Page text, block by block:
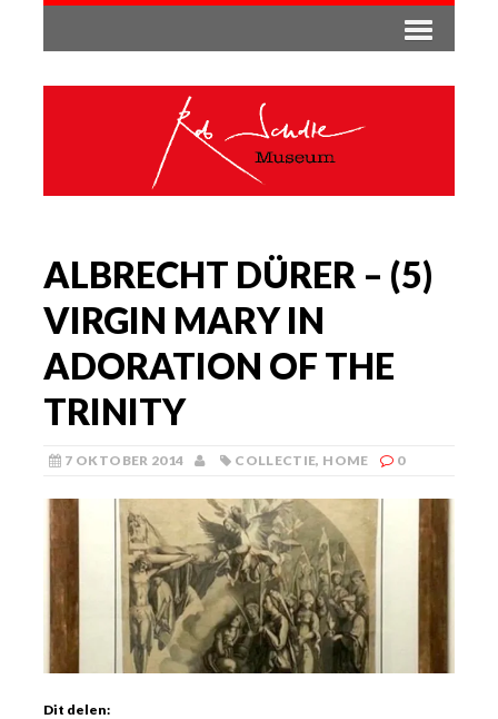
ALBRECHT DÜRER – (5)
VIRGIN MARY IN
ADORATION OF THE
TRINITY
7 OKTOBER 2014 COLLECTIE, HOME 0
Dit delen: